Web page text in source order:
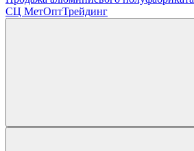
СЦ МетОптТрейдинг